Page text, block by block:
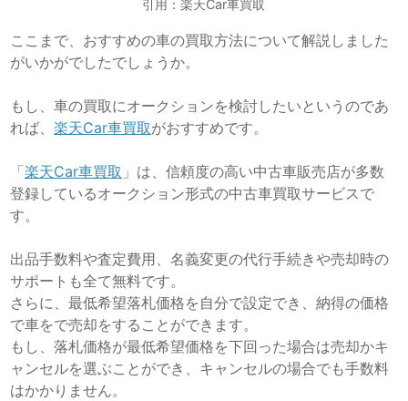
引用：楽天Car車買取
ここまで、おすすめの車の買取方法について解説しました
がいかがでしたでしょうか。
もし、車の買取にオークションを検討したいというのであ
れば、楽天Car車買取がおすすめです。
「楽天Car車買取 」は、信頼度の高い中古車販売店が多数
登録しているオークション形式の中古車買取サービスで
す。
出品手数料や査定費用、名義変更の代行手続きや売却時の
サポートも全て無料です。
さらに、最低希望落札価格を自分で設定でき、納得の価格
で車をで売却をすることができます。
もし、落札価格が最低希望価格を下回った場合は売却かキ
ャンセルを選ぶことができ、キャンセルの場合でも手数料
はかかりません。